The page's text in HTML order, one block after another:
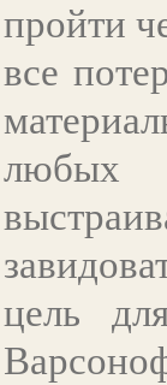
пройти
все
любых
цель